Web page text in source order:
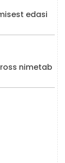
edasi
nimetab